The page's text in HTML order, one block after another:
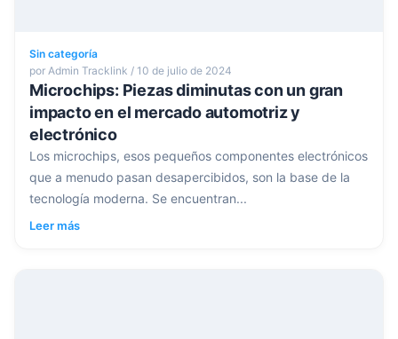
Sin categoría
por Admin Tracklink / 10 de julio de 2024
Microchips: Piezas diminutas con un gran
impacto en el mercado automotriz y
electrónico
Los microchips, esos pequeños componentes electrónicos
que a menudo pasan desapercibidos, son la base de la
tecnología moderna. Se encuentran...
Leer más